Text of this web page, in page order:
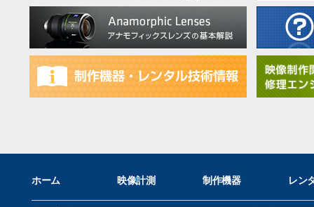
ホーム 映像計測 制作機器 レン